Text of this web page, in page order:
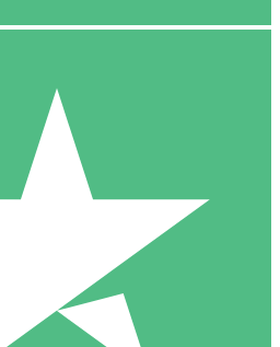
10 Downloaden
20 00